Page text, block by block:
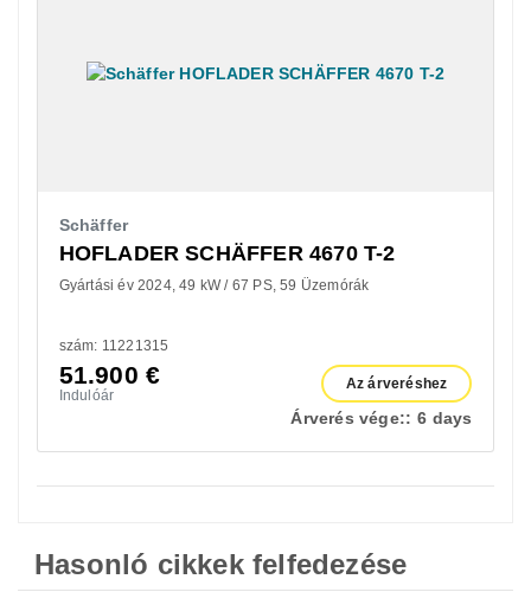
Schäffer
HOFLADER SCHÄFFER 4670 T-2
Gyártási év 2024 49 kW / 67 PS 59 Üzemórák
szám: 11221315
51.900 €
Indulóár
Az árveréshez
Árverés vége:: 6 days
Hasonló cikkek felfedezése